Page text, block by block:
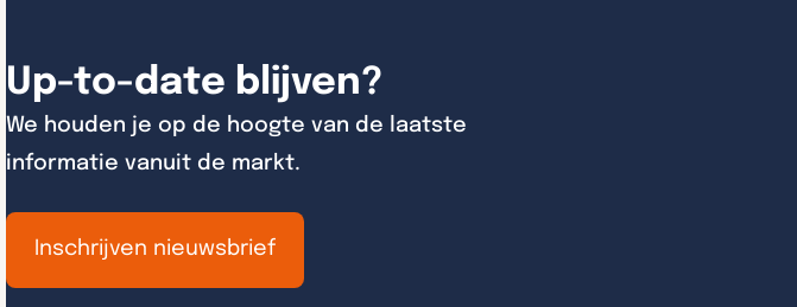
Up-to-date blijven?
We houden je op de hoogte van de laatste
informatie vanuit de markt.
Inschrijven nieuwsbrief